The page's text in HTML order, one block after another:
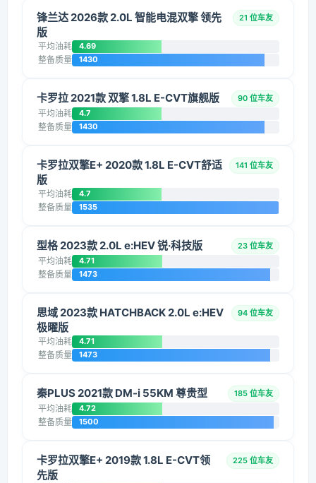
锋兰达 2026款 2.0L 智能电混双擎 领先
版
21 位车友
平均油耗 4.69
整备质量 1430
卡罗拉 2021款 双擎 1.8L E-CVT旗舰版 90 位车友
平均油耗 4.7
整备质量 1430
卡罗拉双擎E+ 2020款 1.8L E-CVT舒适
版
141 位车友
平均油耗 4.7
整备质量 1535
型格 2023款 2.0L e:HEV 锐·科技版 23 位车友
平均油耗 4.71
整备质量 1473
思域 2023款 HATCHBACK 2.0L e:HEV
极曜版
94 位车友
平均油耗 4.71
整备质量 1473
秦PLUS 2021款 DM-i 55KM 尊贵型 185 位车友
平均油耗 4.72
整备质量 1500
卡罗拉双擎E+ 2019款 1.8L E-CVT领
先版
225 位车友